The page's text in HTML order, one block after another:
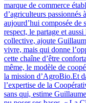
marque de commerce
d’agriculteurs passionnés
aujourd’hui composée de
respect, le partage et
collective, ajoute
vivre, mais qui donne
cette chaîne d’être
même, le modèle de
la mission d’AgroBio.Et
l’expertise de la
sans qui, estime